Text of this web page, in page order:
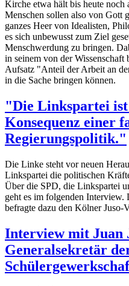
Kirche etwa hält bis heute noch
Menschen sollen also von Gott
ganzes Heer von Idealisten,
es sich unbewusst zum Ziel
Menschwerdung zu bringen.
in seinem von der Wissenschaft
Aufsatz "Anteil der Arbeit an
in die Sache bringen können.
"Die Linkspartei ist
Konsequenz einer
Regierungspolitik."
Die Linke steht vor neuen
Linkspartei die politischen
Über die SPD, die Linkspartei
geht es im folgenden
befragte dazu den Kölner Juso-
Interview mit Juan
Generalsekretär